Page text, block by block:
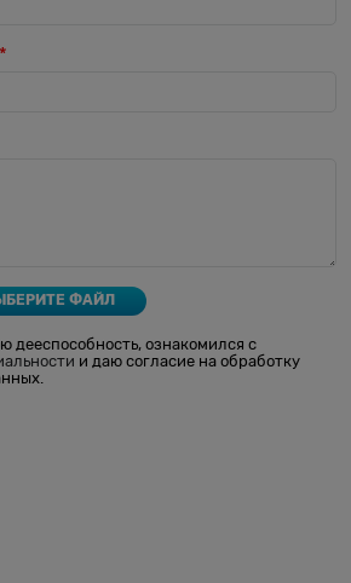
ФАЙЛ
дееспособность, ознакомился с
и даю согласие на обработку